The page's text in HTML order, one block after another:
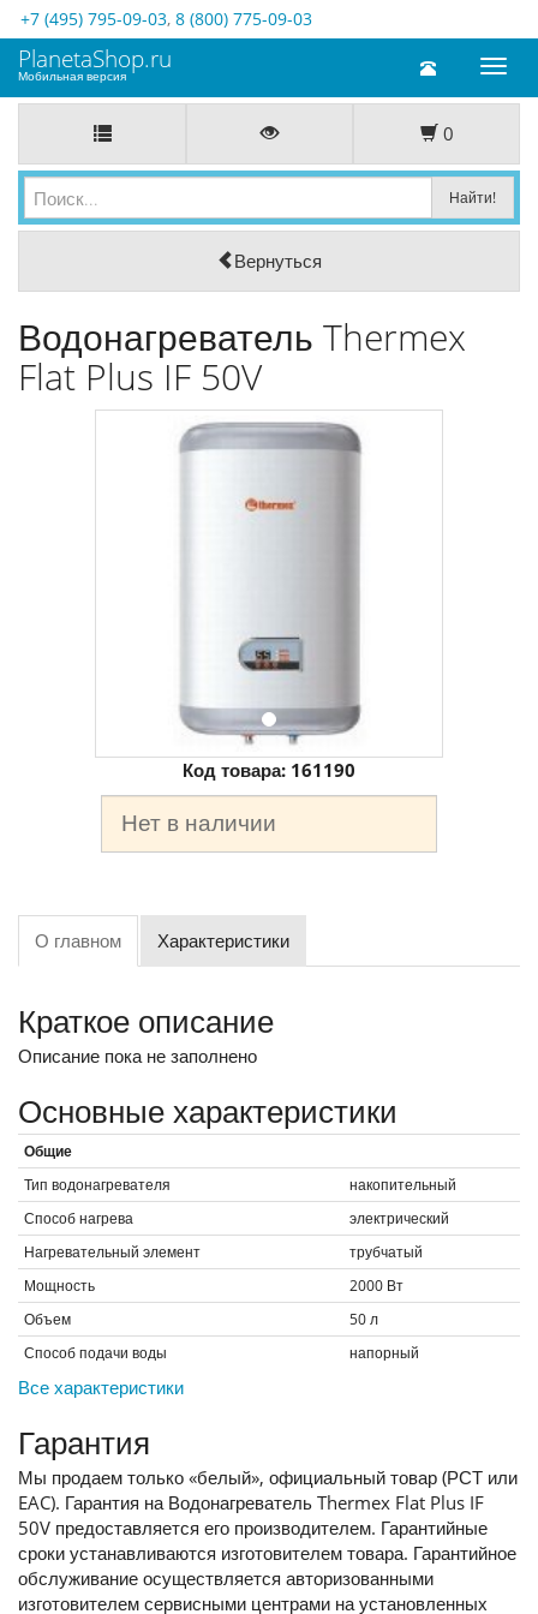
+7 (495) 795-09-03, 8 (800) 775-09-03
Toggle
PlanetaShop.ru
Мобильная версия
0
Вернуться
Водонагреватель Thermex
Flat Plus IF 50V
Код товара: 161190
Нет в наличии
О главном Характеристики
Краткое описание
Описание пока не заполнено
Основные характеристики
Общие
Тип водонагревателя
накопительный
Способ нагрева
электрический
Нагревательный элемент
трубчатый
Мощность
2000 Вт
Объем
50л
Способ подачи воды
напорный
Все характеристики
Гарантия
Мы продаем только «белый», официальный товар (РСТ или
EAC). Гарантия на Водонагреватель Thermex Flat Plus IF
50V предоставляется его производителем. Гарантийные
сроки устанавливаются изготовителем товара. Гарантийное
обслуживание осуществляется авторизованными
изготовителем сервисными центрами на установленных